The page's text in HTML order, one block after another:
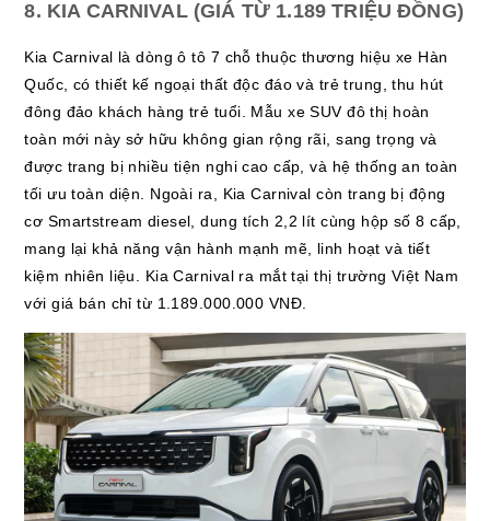
8. KIA CARNIVAL (GIÁ TỪ 1.189 TRIỆU ĐỒNG)
Kia Carnival là dòng ô tô 7 chỗ thuộc thương hiệu xe Hàn
Quốc, có thiết kế ngoại thất độc đáo và trẻ trung, thu hút
đông đảo khách hàng trẻ tuổi. Mẫu xe SUV đô thị hoàn
toàn mới này sở hữu không gian rộng rãi, sang trọng và
được trang bị nhiều tiện nghi cao cấp, và hệ thống an toàn
tối ưu toàn diện. Ngoài ra, Kia Carnival còn trang bị động
cơ Smartstream diesel, dung tích 2,2 lít cùng hộp số 8 cấp,
mang lại khả năng vận hành mạnh mẽ, linh hoạt và tiết
kiệm nhiên liệu. Kia Carnival ra mắt tại thị trường Việt Nam
với giá bán chỉ từ 1.189.000.000 VNĐ.